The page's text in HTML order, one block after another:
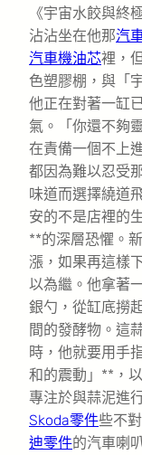
《宇宙水餃與終
沾沾坐在他那汽
汽車機油芯裡，
色塑膠棚，與「
他正在對著一缸
氣。「你還不夠
在責備一個不上
都因為難以忍受
味道而選擇繞道
安的不是店裡的
**的深層恐懼。
漲，如果再這樣
以為繼。他拿著
銀勺，從缸底撈
間的發酵物。這
時，他就要用手
和的震動」**，
專注於與蒜泥進
Skoda零件些不
迪零件的汽車喇